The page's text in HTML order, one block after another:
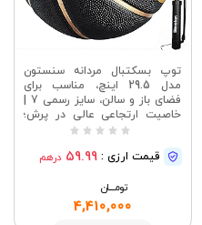
توپ بسکتبال مردانه سنستون
مدل 29.5 اینچ، مناسب برای
خاصیت ارتجاعی عالی در پرش؛
ارزش خرید بالا برای بازی روزانه؛
شدن آسان؛ هدیه‌ای ایده‌آل برای
قیمت ارزی : 59.99 درهم
تومــــــان
4,410,000